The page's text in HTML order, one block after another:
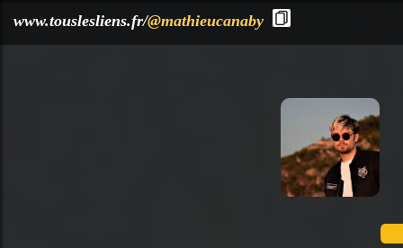
www.touslesliens.fr/@mathieucanaby